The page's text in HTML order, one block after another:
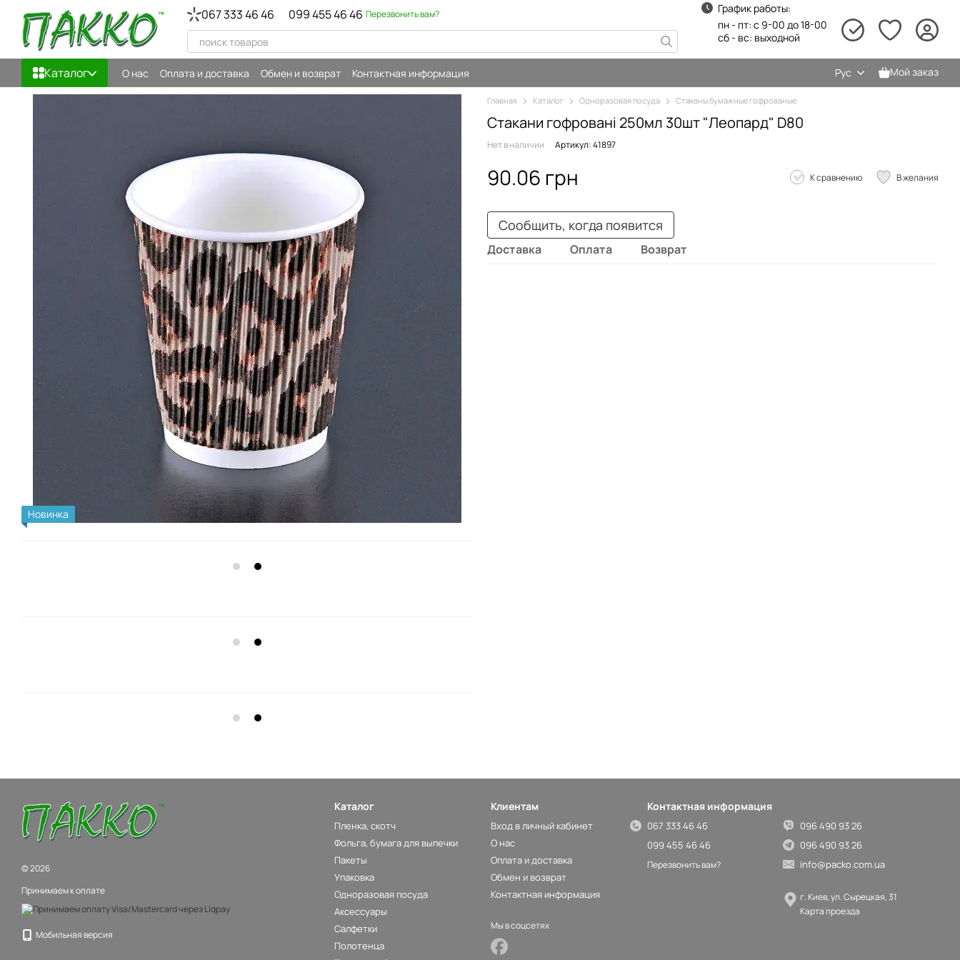
Перейти к основному контенту 067 333 46 46 099 455 46 46 Перезвонить вам?
График работы:
пн - пт: с 9-00 до 18-00
сб - вс: выходной
Каталог О нас Оплата и доставка Обмен и возврат Контактная информация Рус Мой заказ
Новинка
Главная Каталог Одноразовая посуда Стаканы бумажные гофрованые
Стакани гофровані 250мл 30шт "Леопард" D80
Нет в наличии Артикул: 41897
90.06 грн К сравнению В желания
Сообщить, когда появится
Доставка Оплата Возврат
© 2026
Принимаем к оплате
Мобильная версия
Каталог
Пленка, скотч
Фольга, бумага для выпечки
Пакеты
Упаковка
Одноразовая посуда
Аксессуары
Салфетки
Полотенца
Клиентам
Вход в личный кабинет
О нас
Оплата и доставка
Обмен и возврат
Контактная информация
Мы в соцсетях
Контактная информация
067 333 46 46
099 455 46 46
Перезвонить вам?
096 490 93 26
096 490 93 26
info@packo.com.ua
г. Киев, ул. Сырецкая, 31
Карта проезда